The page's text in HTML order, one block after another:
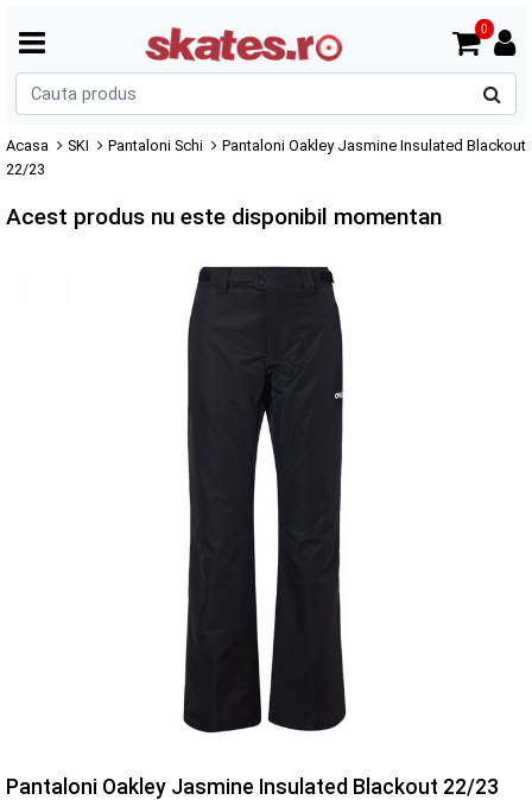
0
Acasa SKI Pantaloni Schi
Pantaloni Oakley Jasmine Insulated Blackout
22/23
Acest produs nu este disponibil momentan
Pantaloni Oakley Jasmine Insulated Blackout 22/23